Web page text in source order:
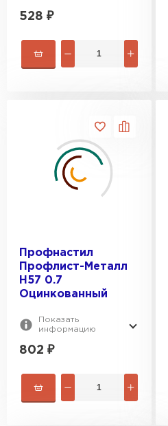
528 ₽
Профнастил
Профлист-Металл
H57 0.7
Оцинкованный
Показать
информацию
802 ₽